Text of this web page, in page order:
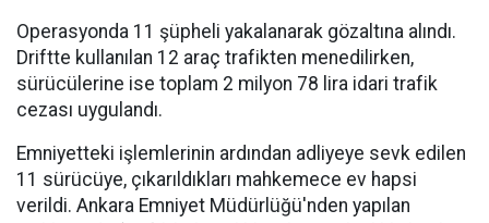
Operasyonda 11 şüpheli yakalanarak gözaltına alındı.
Driftte kullanılan 12 araç trafikten menedilirken,
sürücülerine ise toplam 2 milyon 78 lira idari trafik
cezası uygulandı.
Emniyetteki işlemlerinin ardından adliyeye sevk edilen
11 sürücüye, çıkarıldıkları mahkemece ev hapsi
verildi. Ankara Emniyet Müdürlüğü'nden yapılan